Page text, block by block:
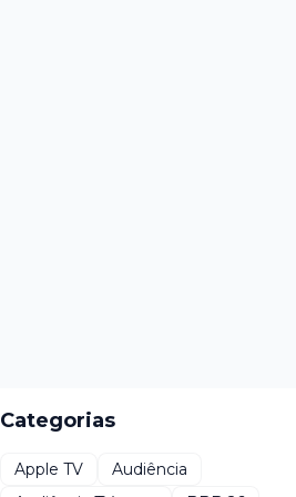
Categorias
Apple TV
Audiência